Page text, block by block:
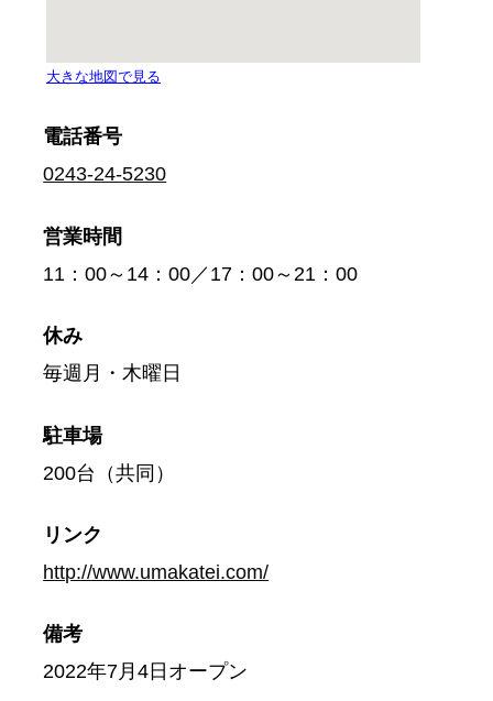
電話番号
0243-24-5230
営業時間
11：00～14：00／17：00～21：00
休み
毎週月・木曜日
駐車場
200台（共同）
リンク
http://www.umakatei.com/
備考
2022年7月4日オープン